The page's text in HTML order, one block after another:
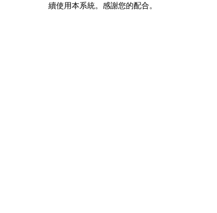
續使用本系統。感謝您的配合。